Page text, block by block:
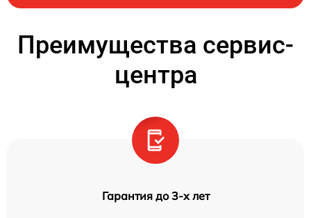
Преимущества сервис-
центра
Гарантия до 3-х лет